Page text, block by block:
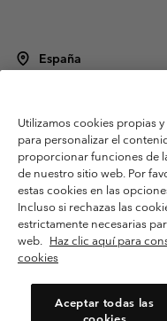
España
Condiciones de uso
Política de Privacidad
Términos y condiciones del
Términos De Uso Del
Impressum
Cookies Public
Servicio al cliente: Lu. - Vi. de
Utilizamos cookies propias
para personalizar el
proporcionar funciones de
de nuestro sitio web. Por
estas cookies en las
Incluso si rechazas las
estrictamente necesarias
web. Haz clic aquí para
cookies
Aceptar todas las
España